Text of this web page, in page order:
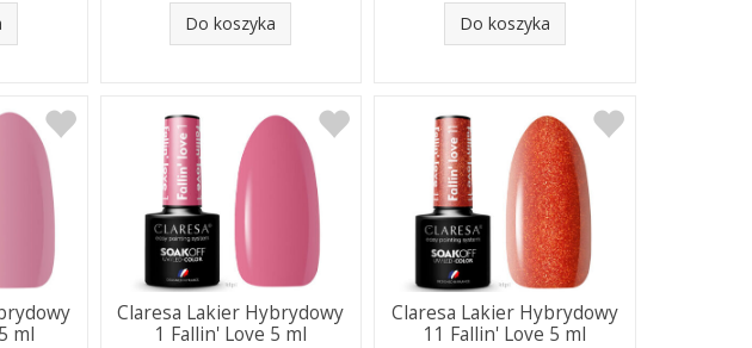
Do koszyka Do koszyka
ml
Claresa Lakier Hybrydowy
1 Fallin' Love 5 ml
Claresa Lakier Hybrydowy
11 Fallin' Love 5 ml